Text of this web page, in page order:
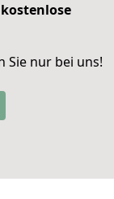
Sie nur bei uns!